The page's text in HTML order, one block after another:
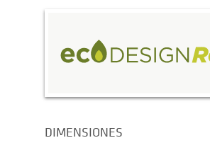
DIMENSIONES